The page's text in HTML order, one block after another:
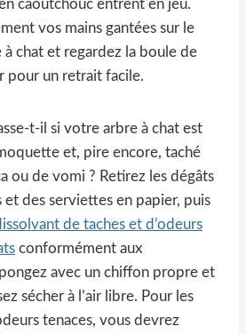
caoutchouc entrent en jeu.
vos mains gantées sur le
à chat et regardez la boule de
pour un retrait facile.
t-il si votre arbre à chat est
et, pire encore, taché
ou de vomi ? Retirez les dégâts
et des serviettes en papier, puis
de taches et d’odeurs
conformément aux
avec un chiffon propre et
sécher à l’air libre. Pour les
tenaces, vous devrez